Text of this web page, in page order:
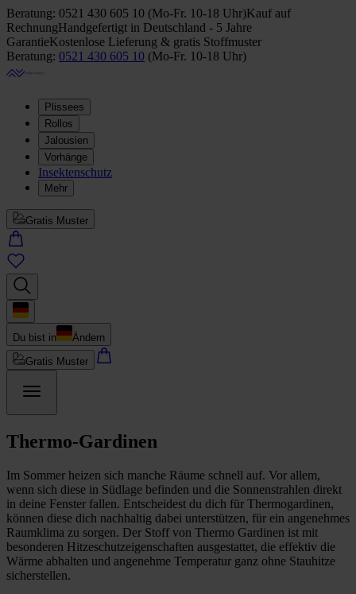
Beratung: 0521 430 605 10 (Mo-Fr. 10-18 Uhr)Kauf auf
RechnungHandgefertigt in Deutschland - 5 Jahre
GarantieKostenlose Lieferung & gratis Stoffmuster
Beratung: 0521 430 605 10 (Mo-Fr. 10-18 Uhr)
Plissees
Rollos
Jalousien
Vorhänge
Insektenschutz
Mehr
Gratis Muster
Du bist in
Ändern
Gratis Muster
Thermo-Gardinen
Im Sommer heizen sich manche Räume schnell auf. Vor allem,
wenn sich diese in Südlage befinden und die Sonnenstrahlen direkt
in deine Fenster fallen. Entscheidest du dich für Thermogardinen,
können diese dich nachhaltig dabei unterstützen, für ein angenehmes
Raumklima zu sorgen. Der Stoff von Thermo Gardinen ist mit
besonderen Hitzeschutzeigenschaften ausgestattet, die effektiv die
Wärme abhalten und angenehme Temperatur ganz ohne Stauhitze
sicherstellen.